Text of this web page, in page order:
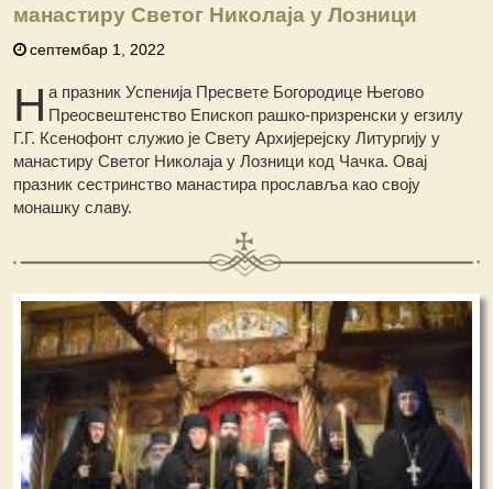
манастиру Светог Николаја у Лозници
септембар 1, 2022
Н а празник Успенија Пресвете Богородице Његово
Преосвештенство Епископ рашко-призренски у егзилу
Г.Г. Ксенофонт служио је Свету Архијерејску Литургију у
манастиру Светог Николаја у Лозници код Чачка. Овај
празник сестринство манастира прославља као своју
монашку славу.